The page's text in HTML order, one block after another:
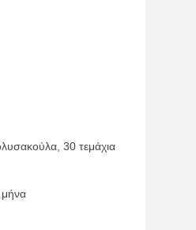
30 τεμάχια